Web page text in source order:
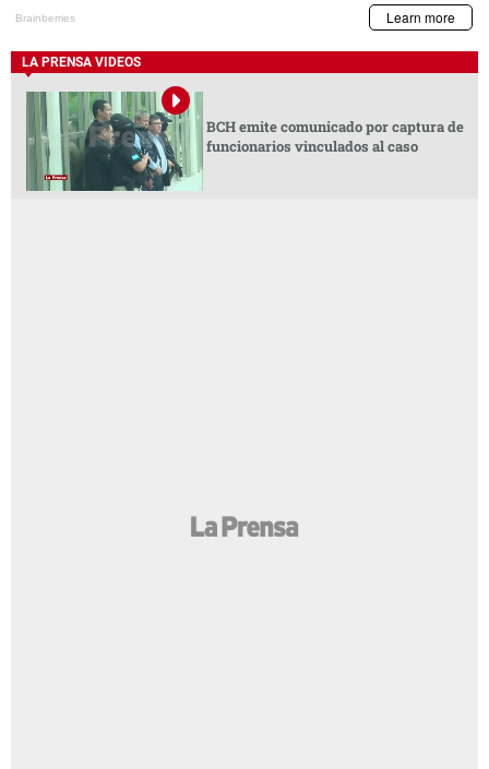
LA PRENSA VIDEOS
BCH emite comunicado por captura de
funcionarios vinculados al caso